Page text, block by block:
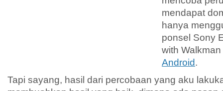
mendapat
hanya
ponsel Sony
with
Android.
Tapi sayang, hasil dari percobaan yang aku